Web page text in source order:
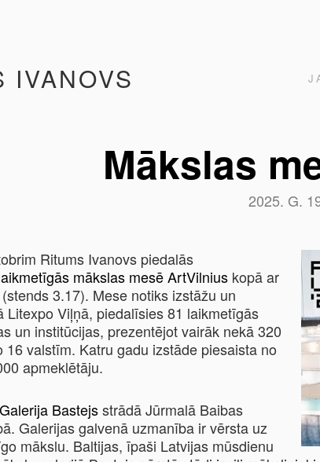
IVANOVS
Mākslas
2025. G.
Ritums Ivanovs piedalās
mākslas mesē ArtVilnius kopā ar
(stends 3.17). Mese notiks izstāžu un
Litexpo Viļņā, piedalīsies 81 laikmetīgās
un institūcijas, prezentējot vairāk nekā 320
16 valstīm. Katru gadu izstāde piesaista no
apmeklētāju.
Galerija Bastejsstrādā Jūrmalā Baibas
Galerijas galvenā uzmanība ir vērsta uz
mākslu. Baltijas, īpaši Latvijas mūsdienu